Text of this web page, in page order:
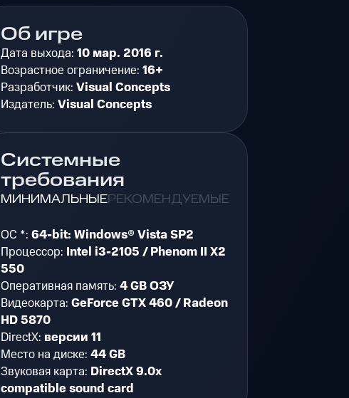
Об игре
Дата выхода: 10 мар. 2016 г.
Возрастное ограничение: 16+
Разработчик: Visual Concepts
Издатель: Visual Concepts
Системные
требования
МИНИМАЛЬНЫЕРЕКОМЕНДУЕМЫЕ
ОС *: 64-bit: Windows® Vista SP2
Процессор: Intel i3-2105 / Phenom II X2
550
Оперативная память: 4 GB ОЗУ
Видеокарта: GeForce GTX 460 / Radeon
HD 5870
DirectX: версии 11
Место на диске: 44 GB
Звуковая карта: DirectX 9.0x
compatible sound card